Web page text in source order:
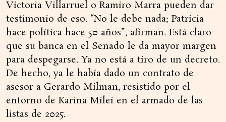
Victoria Villarruel o Ramiro Marra pueden dar
testimonio de eso. “No le debe nada; Patricia
hace política hace 50 años”, afirman. Está claro
que su banca en el Senado le da mayor margen
para despegarse. Ya no está a tiro de un decreto.
De hecho, ya le había dado un contrato de
asesor a Gerardo Milman, resistido por el
entorno de Karina Milei en el armado de las
listas de 2025.